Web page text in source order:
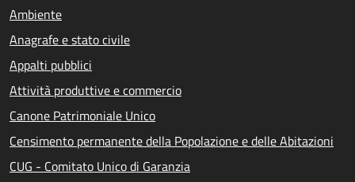
Ambiente
Anagrafe e stato civile
Appalti pubblici
Attività produttive e commercio
Canone Patrimoniale Unico
Censimento permanente della Popolazione e delle Abitazioni
CUG - Comitato Unico di Garanzia